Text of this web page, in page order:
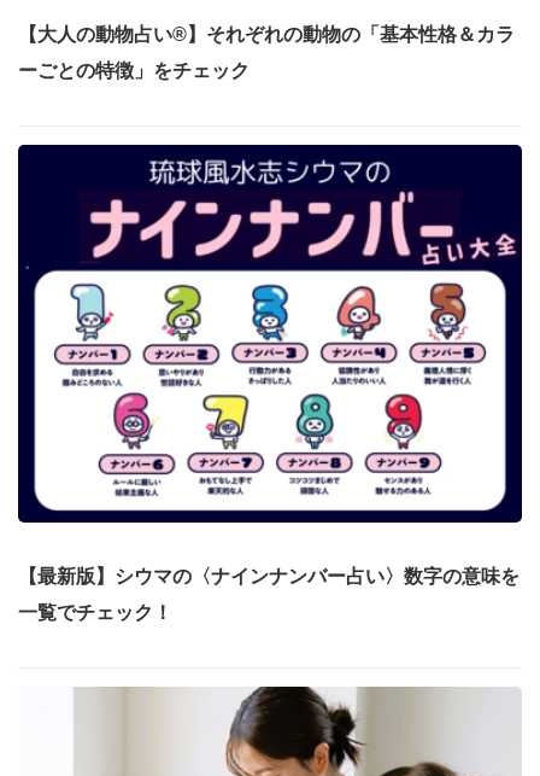
【大人の動物占い®】それぞれの動物の「基本性格＆カラ
ーごとの特徴」をチェック
【最新版】シウマの〈ナインナンバー占い〉数字の意味を
一覧でチェック！